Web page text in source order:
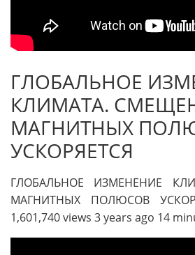
ГЛОБАЛЬНОЕ
КЛИМАТА.
МАГНИТНЫХ
УСКОРЯЕТСЯ
ГЛОБАЛЬНОЕ ИЗМЕНЕНИЕ
МАГНИТНЫХ ПОЛЮСОВ
1,601,740 views 3 years ago 14